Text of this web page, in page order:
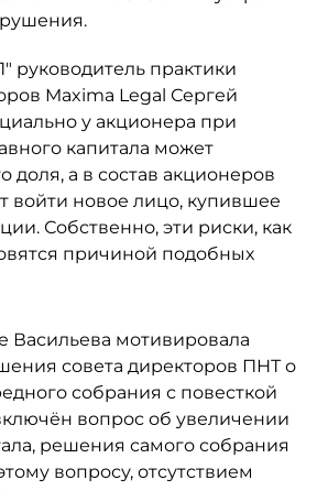
руководитель практики
Maxima Legal Сергей
у акционера при
капитала может
доля, а в состав акционеров
войти новое лицо, купившее
Собственно, эти риски, как
причиной подобных
Васильева мотивировала
совета директоров ПНТ о
собрания с повесткой
вопрос об увеличении
решения самого собрания
вопросу, отсутствием